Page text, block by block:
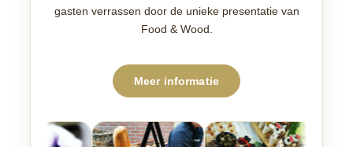
gasten verrassen door de unieke presentatie van
Food & Wood.
Meer informatie